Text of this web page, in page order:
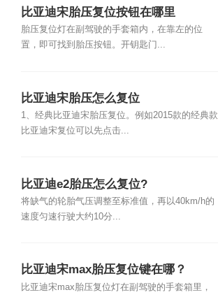
比亚迪宋胎压复位按钮在哪里
胎压复位灯在副驾驶的手套箱内，在靠左的位
置，即可找到胎压按钮。开钥匙门...
比亚迪宋胎压怎么复位
1、经典比亚迪宋胎压复位。例如2015款的经典款
比亚迪宋复位可以先点击...
比亚迪e2胎压怎么复位?
将缺气的轮胎气压调整至标准值，再以40km/h的
速度匀速行驶大约10分...
比亚迪宋max胎压复位键在哪？
比亚迪宋max胎压复位灯在副驾驶的手套箱里，